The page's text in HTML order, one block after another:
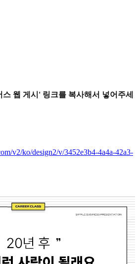
웹 게시' 링크를 복사해서 넣어주세
v2/ko/design2/v/3452e3b4-4a4a-42a3-